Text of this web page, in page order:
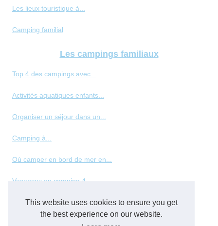
This website uses cookies to ensure you get
the best experience on our website.
Les lieux touristique à...
Camping familial
Les campings familiaux
Top 4 des campings avec...
Activités aquatiques enfants...
Organiser un séjour dans un...
Camping à...
Où camper en bord de mer en...
Vacances en camping 4...
Les meilleurs types de...
Panorama des hébergements de...